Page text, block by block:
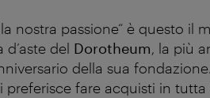
la nostra passione“ è questo il
del Dorotheum, la più
della sua
preferisce fare acquisti in